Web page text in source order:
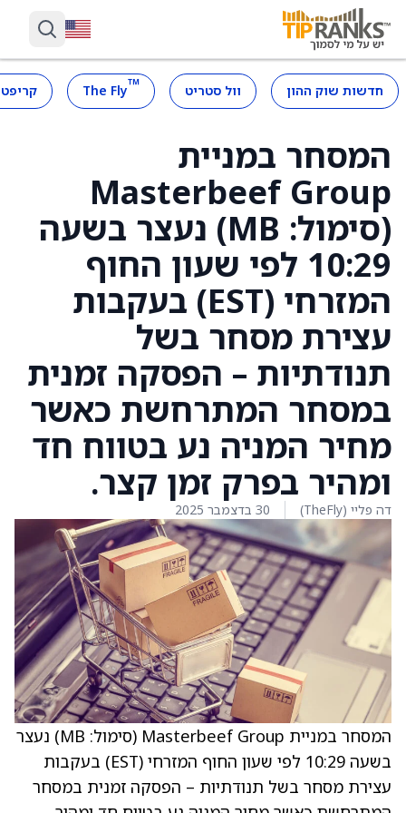
חדשות שוק ההון וול סטריט ™
The Fly
המסחר במניית
Masterbeef Group
(סימול: MB) נעצר בשעה
10:29 לפי שעון החוף
המזרחי (EST) בעקבות
עצירת מסחר בשל
תנודתיות – הפסקה זמנית
במסחר המתרחשת כאשר
מחיר המניה נע בטווח חד
ומהיר בפרק זמן קצר.
דה פליי (TheFly) 30 בדצמבר 2025
המסחר במניית Masterbeef Group (סימול: MB) נעצר
בשעה 10:29 לפי שעון החוף המזרחי (EST) בעקבות
עצירת מסחר בשל תנודתיות – הפסקה זמנית במסחר